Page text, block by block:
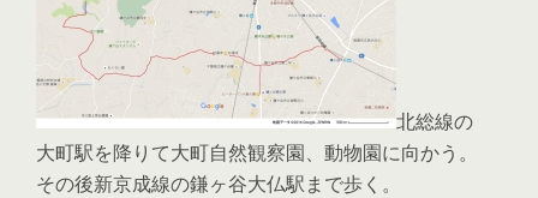
北総線の
大町駅を降りて大町自然観察園、動物園に向かう。
その後新京成線の鎌ヶ谷大仏駅まで歩く。